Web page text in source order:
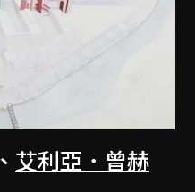
、 艾利亞．曾赫